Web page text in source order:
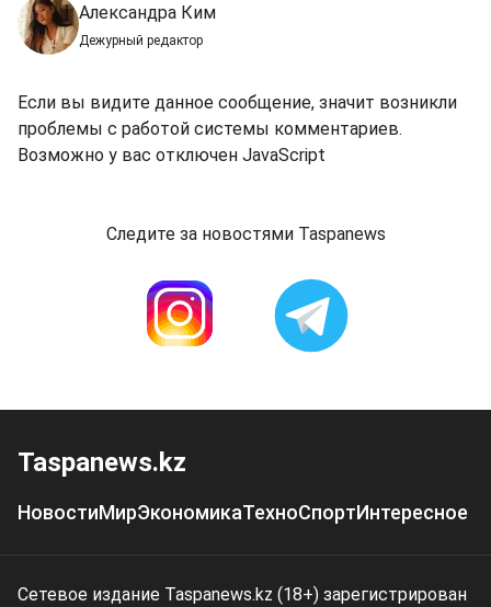
Александра Ким
Дежурный редактор
Если вы видите данное сообщение, значит возникли
проблемы с работой системы комментариев.
Возможно у вас отключен JavaScript
Следите за новостями Taspanews
Taspanews.kz
НовостиМирЭкономикаТехноСпортИнтересное
Сетевое издание Taspanews.kz (18+) зарегистрирован